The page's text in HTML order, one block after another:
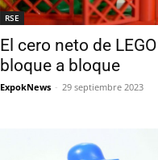
RSE
El cero neto de
bloque a bloque
ExpokNews - 29 septiembre 2023